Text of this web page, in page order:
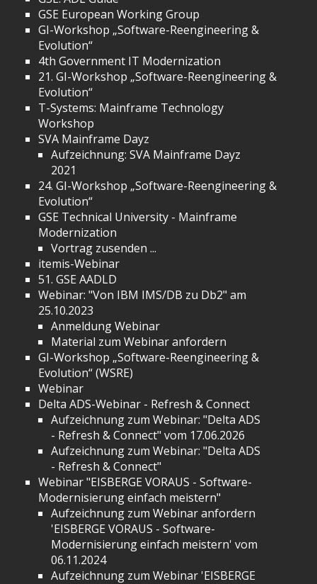
GSE European Working Group
GI-Workshop „Software-Reengineering &
Evolution“
4th Government IT Modernization
21. GI-Workshop „Software-Reengineering &
Evolution“
T-Systems: Mainframe Technology
Workshop
SVA Mainframe Dayz
Aufzeichnung: SVA Mainframe Dayz
2021
24. GI-Workshop „Software-Reengineering &
Evolution“
GSE Technical University - Mainframe
Modernization
Vortrag zusenden ...
itemis-Webinar
51. GSE AADLD
Webinar: "Von IBM IMS/DB zu Db2" am
25.10.2023
Anmeldung Webinar
Material zum Webinar anfordern
GI-Workshop „Software-Reengineering &
Evolution“ (WSRE)
Webinar
Delta ADS-Webinar - Refresh & Connect
Aufzeichnung zum Webinar: "Delta ADS
- Refresh & Connect" vom 17.06.2026
Aufzeichnung zum Webinar: "Delta ADS
- Refresh & Connect"
Webinar "EISBERGE VORAUS - Software-
Modernisierung einfach meistern"
Aufzeichnung zum Webinar anfordern
'EISBERGE VORAUS - Software-
Modernisierung einfach meistern' vom
06.11.2024
Aufzeichnung zum Webinar 'EISBERGE